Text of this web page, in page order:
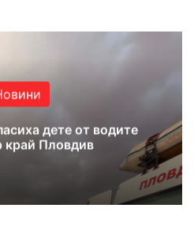
дете от водите
край Пловдив